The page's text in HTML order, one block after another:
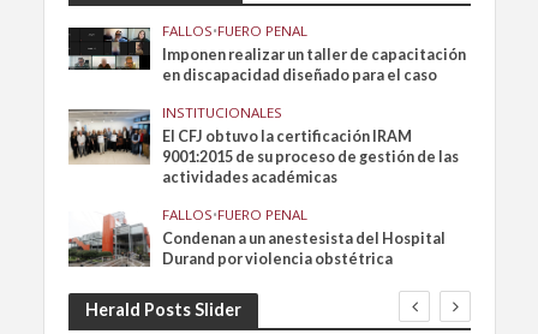
FALLOS•FUERO PENAL
Imponen realizar un taller de capacitación
en discapacidad diseñado para el caso
INSTITUCIONALES
El CFJ obtuvo la certificación IRAM
9001:2015 de su proceso de gestión de las
actividades académicas
FALLOS•FUERO PENAL
Condenan a un anestesista del Hospital
Durand por violencia obstétrica
Herald Posts Slider